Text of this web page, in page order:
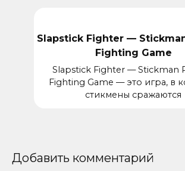
Slapstick Fighter —
Fighting Game
Slapstick Fighter — Stickman
Fighting Game — это игра, в
стикмены сражаются
Добавить комментарий